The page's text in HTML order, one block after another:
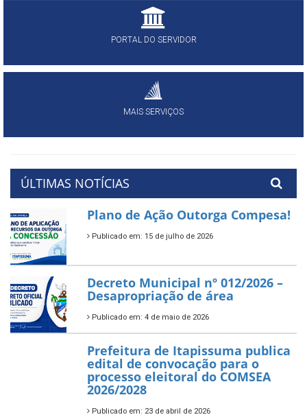
PORTAL DO SERVIDOR
MAIS SERVIÇOS
ÚLTIMAS NOTÍCIAS
Plano de Ação Outorga Compesa!
Publicado em: 15 de julho de 2026
Decreto Municipal nº 012/2026 –
Desapropriação de área
Publicado em: 4 de maio de 2026
Prefeitura de Itapissuma publica
edital de convocação para o
processo eleitoral do COMSEA
2026/2028
Publicado em: 23 de abril de 2026